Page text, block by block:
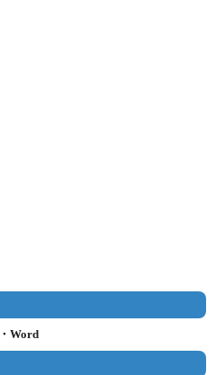
Word